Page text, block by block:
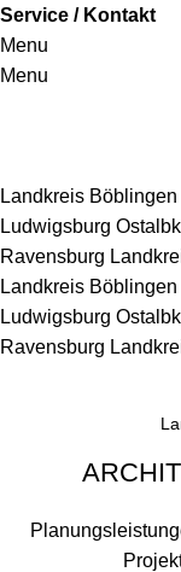
Service / Kontakt
Menu
Menu
Landkreis Böblingen
Ludwigsburg
Ravensburg
Landkreis Böblingen
Ludwigsburg
Ravensburg